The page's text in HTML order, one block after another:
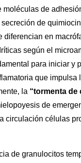
moléculas de
secreción de
diferencian en
según el
para iniciar y
que impulsa
la “tormenta de
de
circulación células
de granulocitos